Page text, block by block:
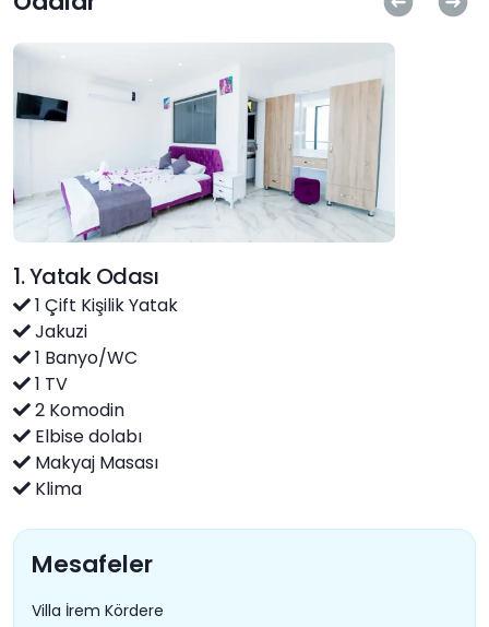
1. Yatak Odası
1 Çift Kişilik Yatak
Jakuzi
1 Banyo/WC
1 TV
2 Komodin
Elbise dolabı
Makyaj Masası
Klima
Mesafeler
Villa İrem Kördere